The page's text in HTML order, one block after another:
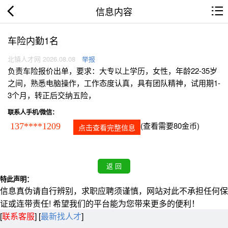
信息内容
车险内勤1名
北镇人才网 2026.08.08 举报
负责车险报价出单，要求：大专以上学历，女性，年龄22-35岁
之间，熟悉电脑操作，工作态度认真，具有团队精神，试用期1-
3个月，转正后交纳五险，
联系人手机/微信：
137****1209 点击查看完整信息 (查看需要80金币)
特此声明：
信息真伪请自行辨别，求职应聘须谨慎，网站对此不承担任何保
证或连带责任! 希望我们的平台能为您带来更多的便利！
[联系客服] [最新找人才]